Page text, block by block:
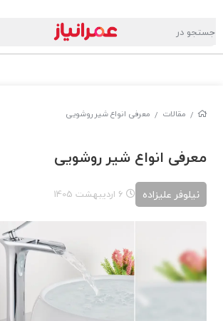
/ مقالات / معرفی انواع شیر روشویی
معرفی انواع شیر روشویی
نیلوفر علیزاده